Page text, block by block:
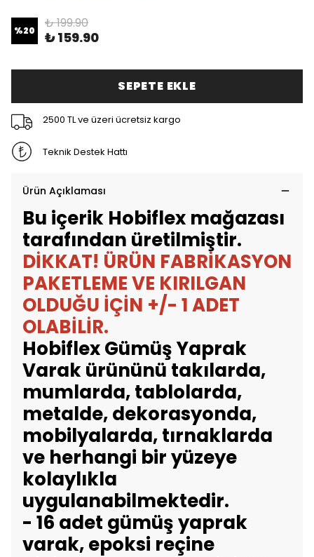
%20 ₺ 199.90
₺ 159.90
SEPETE EKLE
2500 TL ve üzeri ücretsiz kargo
Teknik Destek Hattı
Ürün Açıklaması
Bu içerik Hobiflex mağazası
tarafından üretilmiştir.
DİKKAT! ÜRÜN FABRİKASYON
PAKETLEME VE KIRILGAN
OLDUĞU İÇİN +/- 1 ADET
OLABİLİR.
Hobiflex Gümüş Yaprak
Varak ürününü takılarda,
mumlarda, tablolarda,
metalde, dekorasyonda,
mobilyalarda, tırnaklarda
ve herhangi bir yüzeye
kolaylıkla
uygulanabilmektedir.
- 16 adet gümüş yaprak
varak, epoksi reçine